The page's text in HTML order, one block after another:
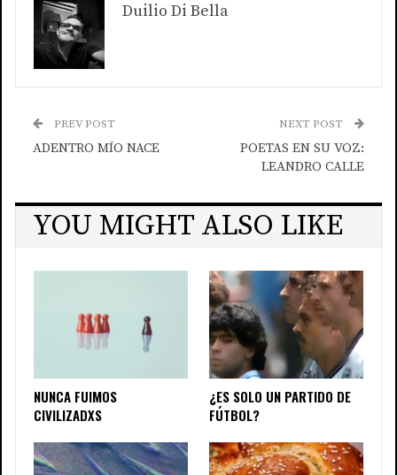
Duilio Di Bella
PREV POST
ADENTRO MÍO NACE
NEXT POST
POETAS EN SU VOZ:
LEANDRO CALLE
YOU MIGHT ALSO LIKE
NUNCA FUIMOS
CIVILIZADXS
¿ES SOLO UN PARTIDO DE
FÚTBOL?